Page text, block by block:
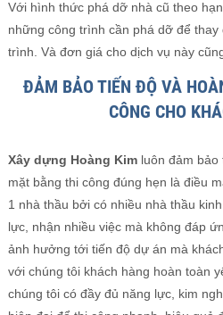
Với hình thức phá dỡ nhà cũ theo
những công trình cần phá dỡ để
trình. Và đơn giá cho dịch vụ này
ĐẢM BẢO TIẾN ĐỘ VÀ
CÔNG CHO
Xây dựng Hoàng Kimluôn đảm bảo
mặt bằng thi công đúng hẹn là điều
1 nhà thầu bởi có nhiều nhà thầu
lực, nhận nhiều việc mà không đáp
ảnh hưởng tới tiến độ dự án mà
với chúng tôi khách hàng hoàn toàn
chúng tôi có đầy đủ năng lực, kim